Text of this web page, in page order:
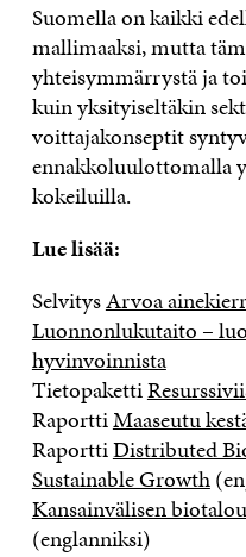
Suomella on kaikki
mallimaaksi, mutta
yhteisymmärrystä ja
kuin yksityiseltäkin
voittajakonseptit
ennakkoluulottomalla
kokeiluilla.
Lue lisää:
SelvitysArvoa
Luonnonlukutaito –
hyvinvoinnista
Tietopaketti
RaporttiMaaseutu
RaporttiDistributed
Sustainable Growth
Kansainvälisen
(englanniksi)